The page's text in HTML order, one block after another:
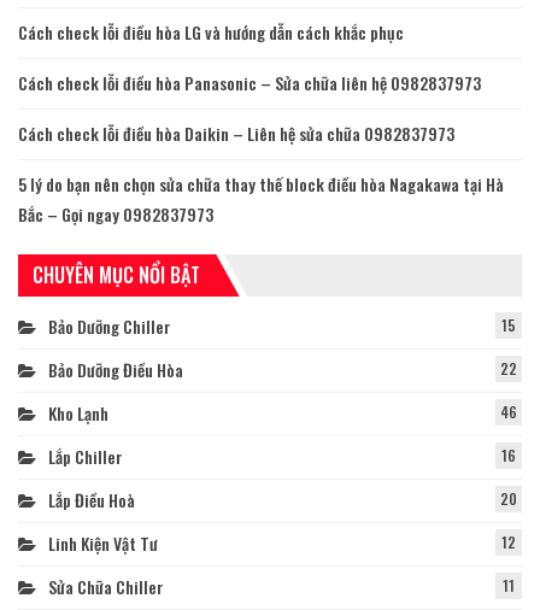
Cách check lỗi điều hòa LG và hướng dẫn cách khắc phục
Cách check lỗi điều hòa Panasonic – Sửa chữa liên hệ 0982837973
Cách check lỗi điều hòa Daikin – Liên hệ sửa chữa 0982837973
5 lý do bạn nên chọn sửa chữa thay thế block điều hòa Nagakawa tại Hà
Bắc – Gọi ngay 0982837973
CHUYÊN MỤC NỔI BẬT
Bảo Dưỡng Chiller 15
Bảo Dưỡng Điều Hòa 22
Kho Lạnh 46
Lắp Chiller 16
Lắp Điều Hoà 20
Linh Kiện Vật Tư 12
Sửa Chữa Chiller 11